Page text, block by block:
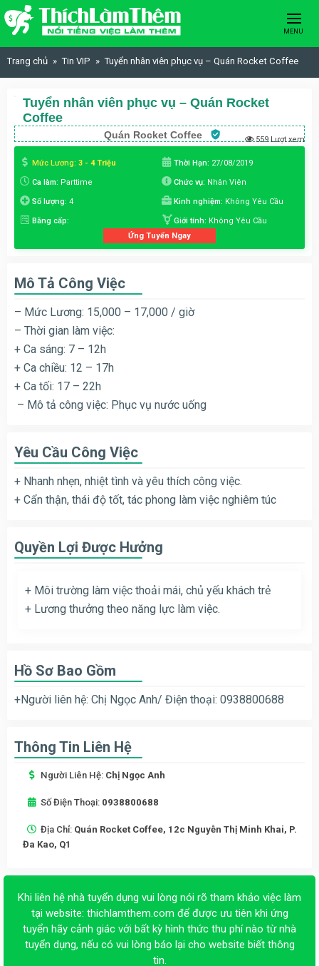
Skip to content
MENU
Trang chủ Tin VIP Tuyển nhân viên phục vụ – Quán Rocket Coffee
Tuyển nhân viên phục vụ – Quán Rocket
Coffee
Quán Rocket Coffee 559 Lượt xem
Mức Lương: 3 - 4 Triệu Thời Hạn: 27/08/2019
Ca làm: Parttime Chức vụ: Nhân Viên
Số lượng: 4 Kinh nghiệm: Không Yêu Cầu
Bằng cấp: Giới tính: Không Yêu Cầu
Ứng Tuyển Ngay
Mô Tả Công Việc
– Mức Lương: 15,000 – 17,000 / giờ
– Thời gian làm việc:
+ Ca sáng: 7 – 12h
+ Ca chiều: 12 – 17h
+ Ca tối: 17 – 22h
– Mô tả công việc: Phục vụ nước uống
Yêu Cầu Công Việc
+ Nhanh nhẹn, nhiệt tình và yêu thích công việc.
+ Cẩn thận, thái độ tốt, tác phong làm việc nghiêm túc
Quyền Lợi Được Hưởng
+ Môi trường làm việc thoải mái, chủ yếu khách trẻ
+ Lương thưởng theo năng lực làm việc.
Hồ Sơ Bao Gồm
+Người liên hệ: Chị Ngọc Anh/ Điện thoại: 0938800688
Thông Tin Liên Hệ
Người Liên Hệ: Chị Ngọc Anh
Số Điện Thoại: 0938800688
Địa Chỉ: Quán Rocket Coffee, 12c Nguyễn Thị Minh Khai, P.
Đa Kao, Q1
Khi liên hệ nhà tuyển dụng vui lòng nói rõ tham khảo việc làm
tại website: thichlamthem.com để được ưu tiên khi ứng
tuyển hãy cảnh giác với bất kỳ hình thức thu phí nào từ nhà
tuyển dụng, nếu có vui lòng báo lại cho website biết thông
tin.